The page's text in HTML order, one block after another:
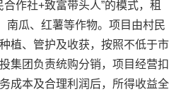
作社+致富带头人”的模式，租
南瓜、红薯等作物。项目由村民
植、管护及收获，按照不低于市
集团负责统购分销，项目经营扣
成本及合理利润后，所得收益全